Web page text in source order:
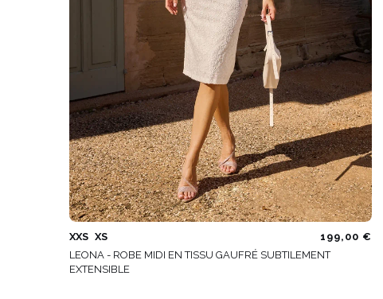
XXS XS
199,00 €
LEONA - ROBE MIDI EN TISSU GAUFRÉ SUBTILEMENT
EXTENSIBLE